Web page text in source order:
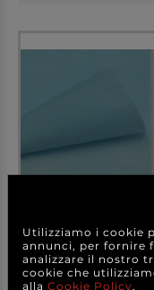
50x76 cm,
+ COLORI + VARIANTI
Utilizziamo i cookie
annunci, per fornire
analizzare il nostro
cookie che
alla Cookie Policy.